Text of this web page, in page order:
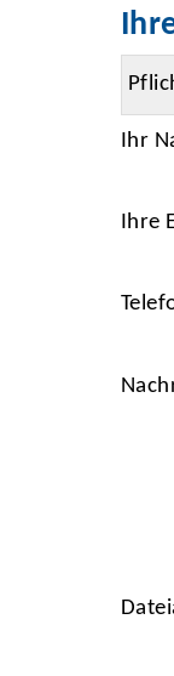
Ihr
Ihre